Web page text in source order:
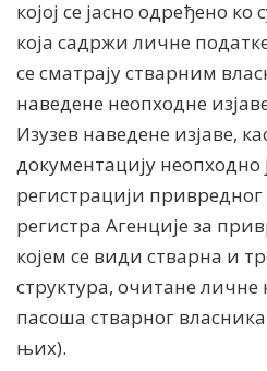
којој се јасно одређено
која садржи личне
се сматрају стварним
наведене неопходне
Изузев наведене изјаве,
документацију
регистрацији привредног
регистра Агенције за
којем се види стварна и
структура, очитане личне
пасоша стварног
њих).